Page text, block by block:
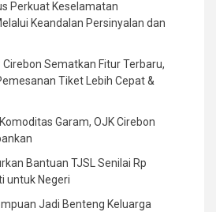
Perkuat Keselamatan
Keandalan Persinyalan dan
Cirebon Sematkan Fitur Terbaru,
Tiket Lebih Cepat &
Garam, OJK Cirebon
Bantuan TJSL Senilai Rp
untuk Negeri
Jadi Benteng Keluarga